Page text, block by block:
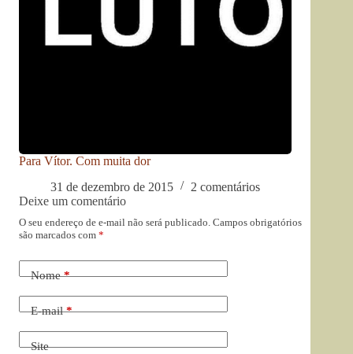
Para Vítor. Com muita dor
31 de dezembro de 2015
2 comentários
Deixe um comentário
O seu endereço de e-mail não será publicado. Campos obrigatórios
são marcados com *
Nome*
E-mail*
Site